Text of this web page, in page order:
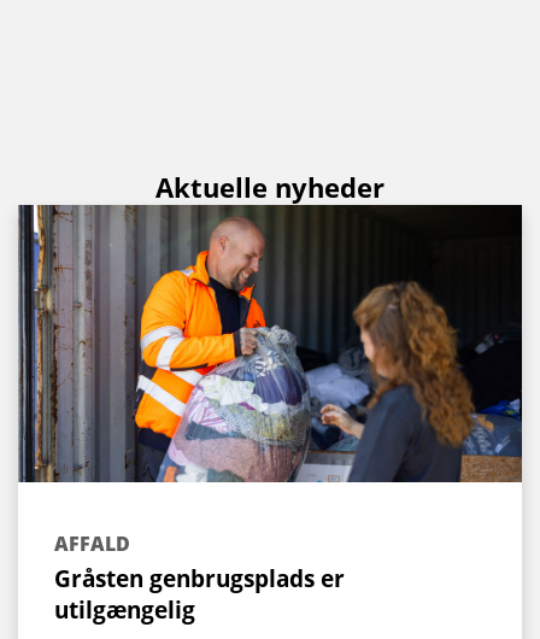
Aktuelle nyheder
AFFALD
Gråsten genbrugsplads er
utilgængelig